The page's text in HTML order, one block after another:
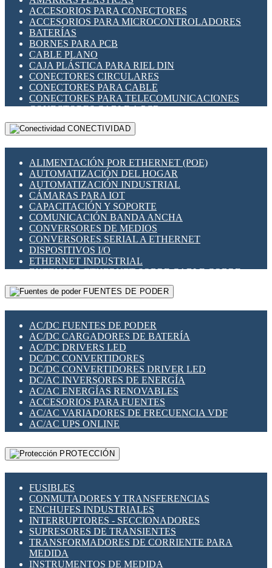
INDICADORES PARA PANEL
INTERFACES DE RELÉ
INTERRUPTORES FIN DE CARRERA
LLAVES CONMUTADORAS
MEDIDORES DE ENERGÍA Y TC'S DE CORRIENTE
MOTORES PASO A PASO
PANTALLAS HMI
PLC -CONTROLADORES LÓGICO PROGRAMABLES
PROGRAMADORES DE HORARIO
RELÉS DE PROTECCIÓN
SENSORES CAPACITIVOS
SENSORES INDUCTIVOS
TEMPORIZADORES
VARIACS
VARIADORES DE FRECUENCIA [VDF]
SECCIONADORES - INTERRUPTORES
MAQUINARIA
ACCESORIOS PARA CONECTORES
ACCESORIOS PARA MICROCONTROLADORES
BATERÍAS
BORNES PARA PCB
CABLE PLANO
CAJA PLÁSTICA PARA RIEL DIN
CONECTORES CIRCULARES
CONECTORES PARA CABLE
CONECTORES PARA TELECOMUNICACIONES
CONECTORES CABLE A PCB
CONECTORES PCB A CABLE
DIP SWITCHES
HERRAMIENTAS VARIAS
ILUMINACIÓN LED
INTERRUPTORES REED
INTERFACES DE RELÉ
OTROS RELÉS
PROTECCIÓN TÉRMICA
RELÉS AUTOMOTRICES
RELÉS DE SEÑAL
RELÉS DE ESTADO SÓLIDO SSR
RELÉS INDUSTRIALES
RELÉS MINIATURA DE POTENCIA
SENSORES MAGNÉTICOS
SWITCH Y MICROSWITCH
TARJETAS PI
UNIÓN Y DERIVACIÓN DE CABLE
CONECTIVIDAD
ALIMENTACIÓN POR ETHERNET (POE)
AUTOMATIZACIÓN DEL HOGAR
AUTOMATIZACIÓN INDUSTRIAL
CÁMARAS PARA IOT
CAPACITACIÓN Y SOPORTE
COMUNICACIÓN BANDA ANCHA
CONVERSORES DE MEDIOS
CONVERSORES SERIAL A ETHERNET
DISPOSITIVOS I/O
ETHERNET INDUSTRIAL
EXTENSOR ETHERNET SOBRE CABLE COBRE
GATEWAY LORAWAN
GESTIÓN DE REDES
PLACAS MODULARES IOT
SWITCHES Y REDES WIFI
SOLUCIONES IOT
SOLUCIONES LORAWAN
SOLUCIONES RED CELULAR
SEGURIDAD PARA REDES
SWITCHES LAN
TELEFONÍA IP (VOIP)
VIGILANCIA IP (CCTV)
MESHTASTIC
FUENTES DE PODER
AC/DC FUENTES DE PODER
AC/DC CARGADORES DE BATERÍA
AC/DC DRIVERS LED
DC/DC CONVERTIDORES
DC/DC CONVERTIDORES DRIVER LED
DC/AC INVERSORES DE ENERGÍA
AC/AC ENERGÍAS RENOVABLES
ACCESORIOS PARA FUENTES
AC/AC VARIADORES DE FRECUENCIA VDF
AC/AC UPS ONLINE
PROTECCIÓN
FUSIBLES
CONMUTADORES Y TRANSFERENCIAS
ENCHUFES INDUSTRIALES
INTERRUPTORES - SECCIONADORES
SUPRESORES DE TRANSIENTES
TRANSFORMADORES DE CORRIENTE PARA
MEDIDA
INSTRUMENTOS DE MEDIDA